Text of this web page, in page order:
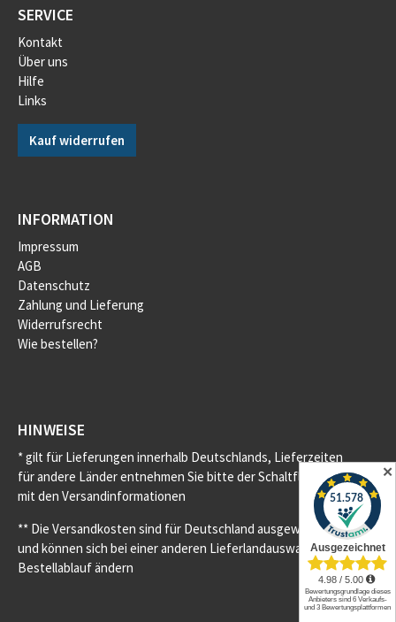
SERVICE
Kontakt
Über uns
Hilfe
Links
Kauf widerrufen
INFORMATION
Impressum
AGB
Datenschutz
Zahlung und Lieferung
Widerrufsrecht
Wie bestellen?
HINWEISE
* gilt für Lieferungen innerhalb Deutschlands, Lieferzeiten
für andere Länder entnehmen Sie bitte der Schaltfläche
mit den Versandinformationen
** Die Versandkosten sind für Deutschland ausgewiesen
und können sich bei einer anderen Lieferlandauswahl im
Bestellablauf ändern
✕